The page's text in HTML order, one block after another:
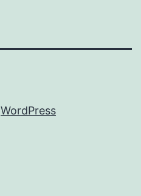
WordPress